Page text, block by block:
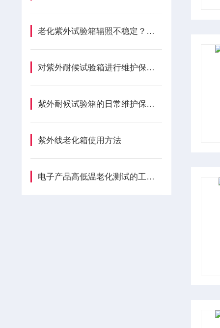
老化紫外试验箱辐照不稳定？分析灯管与腔体隐性损耗成因
对紫外耐候试验箱进行维护保养只需要做好这7件事
紫外耐候试验箱的日常维护保养注意事项有哪些？
紫外线老化箱使用方法
电子产品高低温老化测试的工作原理